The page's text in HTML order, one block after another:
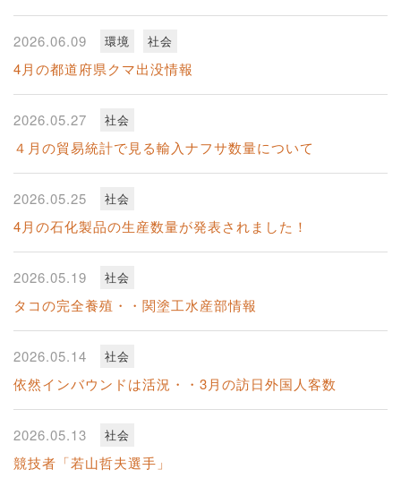
2026.06.09 環境 社会
4月の都道府県クマ出没情報
2026.05.27 社会
４月の貿易統計で見る輸入ナフサ数量について
2026.05.25 社会
4月の石化製品の生産数量が発表されました！
2026.05.19 社会
タコの完全養殖・・関塗工水産部情報
2026.05.14 社会
依然インバウンドは活況・・3月の訪日外国人客数
2026.05.13 社会
競技者「若山哲夫選手」